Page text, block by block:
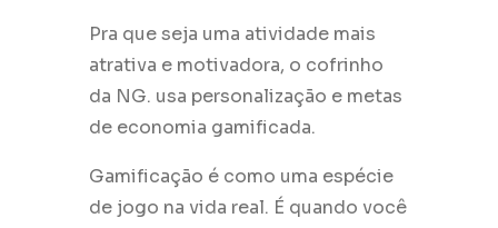
Pra que seja uma atividade mais
atrativa e motivadora, o cofrinho
da NG. usa personalização e metas
de economia gamificada.
Gamificação é como uma espécie
de jogo na vida real. É quando você